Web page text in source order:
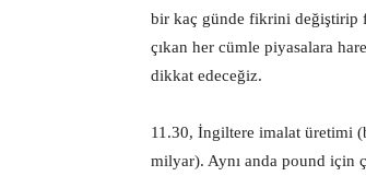
bir kaç günde fikrini değiştirip
çıkan her cümle piyasalara
dikkat edeceğiz.
11.30, İngiltere imalat üretimi
milyar). Aynı anda pound için